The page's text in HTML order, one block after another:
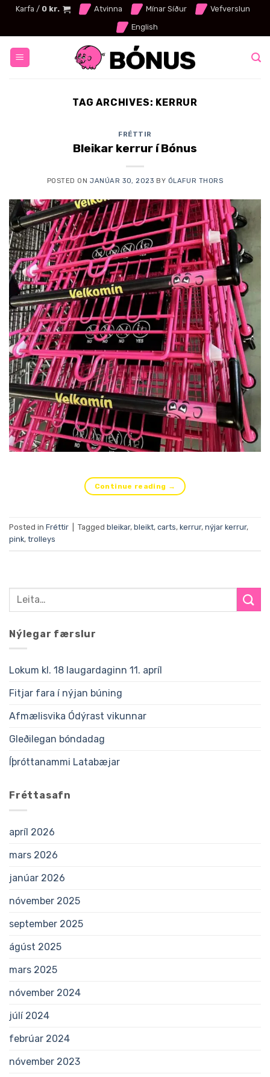
Skip
content
Karfa / 0 kr. Atvinna Mínar Síður
Vefverslun
English
TAG ARCHIVES: KERRUR
FRÉTTIR
Bleikar kerrur í Bónus
POSTED ONJANÚAR 30, 2023 BY ÓLAFUR THORS
Continue reading →
Posted in Fréttir Tagged bleikar, bleikt, carts, kerrur, nýjar kerrur,
pink, trolleys
Nýlegar færslur
Lokum kl. 18 laugardaginn 11. apríl
Fitjar fara í nýjan búning
Afmælisvika Ódýrast vikunnar
Gleðilegan bóndadag
Íþróttanammi Latabæjar
Fréttasafn
apríl 2026
mars 2026
janúar 2026
nóvember 2025
september 2025
ágúst 2025
mars 2025
nóvember 2024
júlí 2024
febrúar 2024
nóvember 2023